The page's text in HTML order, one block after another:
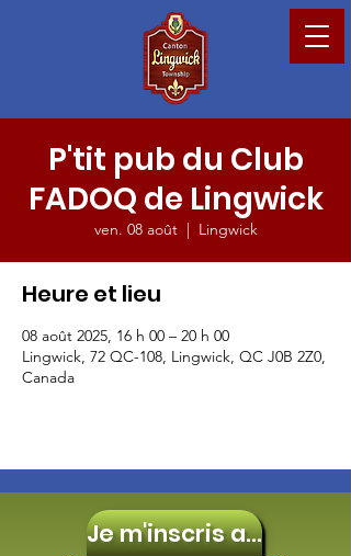
P'tit pub du Club
FADOQ de Lingwick
ven. 08 août
  |
Lingwick
Heure et lieu
08 août 2025, 16 h 00 – 20 h 00
Lingwick, 72 QC-108, Lingwick, QC J0B 2Z0,
Canada
Je m'inscris aux